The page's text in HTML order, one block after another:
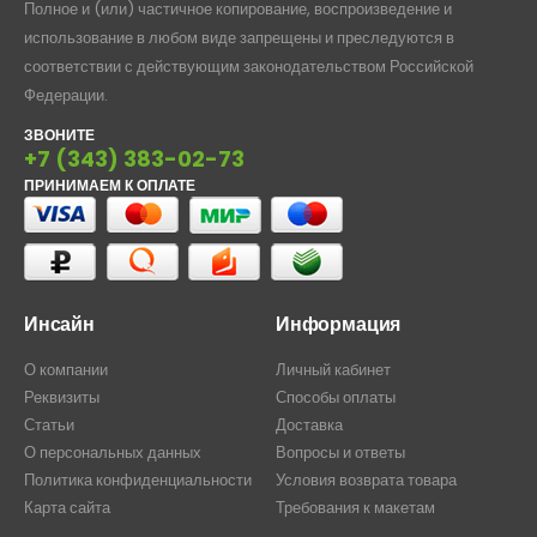
Полное и (или) частичное копирование, воспроизведение и
использование в любом виде запрещены и преследуются в
соответствии с действующим законодательством Российской
Федерации.
ЗВОНИТЕ
+7 (343) 383-02-73
ПРИНИМАЕМ К ОПЛАТЕ
Инсайн
О компании
Реквизиты
Статьи
О персональных данных
Политика конфиденциальности
Карта сайта
Информация
Личный кабинет
Способы оплаты
Доставка
Вопросы и ответы
Условия возврата товара
Требования к макетам